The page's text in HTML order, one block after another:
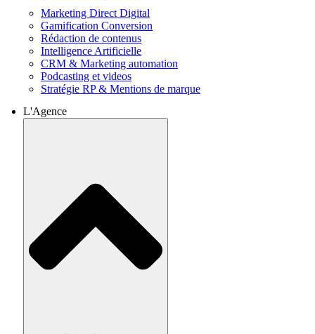
Marketing Direct Digital
Gamification Conversion
Rédaction de contenus
Intelligence Artificielle
CRM & Marketing automation
Podcasting et videos
Stratégie RP & Mentions de marque
L'Agence